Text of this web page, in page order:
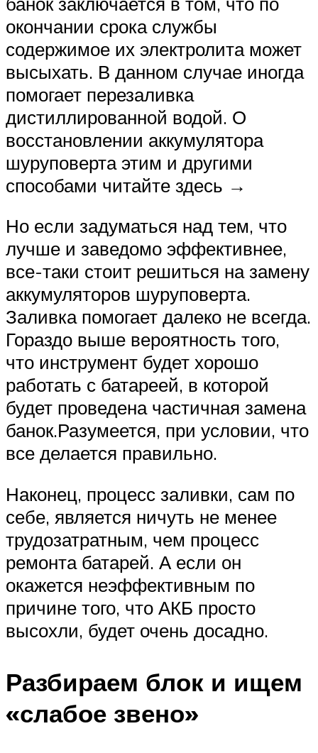
окончании срока службы
содержимое их электролита может
высыхать. В данном случае иногда
помогает перезаливка
дистиллированной водой. О
восстановлении аккумулятора
шуруповерта этим и другими
способами читайте здесь →
Но если задуматься над тем, что
лучше и заведомо эффективнее,
все-таки стоит решиться на замену
аккумуляторов шуруповерта.
Заливка помогает далеко не всегда.
Гораздо выше вероятность того,
что инструмент будет хорошо
работать с батареей, в которой
будет проведена частичная замена
банок.Разумеется, при условии, что
все делается правильно.
Наконец, процесс заливки, сам по
себе, является ничуть не менее
трудозатратным, чем процесс
ремонта батарей. А если он
окажется неэффективным по
причине того, что АКБ просто
высохли, будет очень досадно.
Разбираем блок и ищем
«слабое звено»